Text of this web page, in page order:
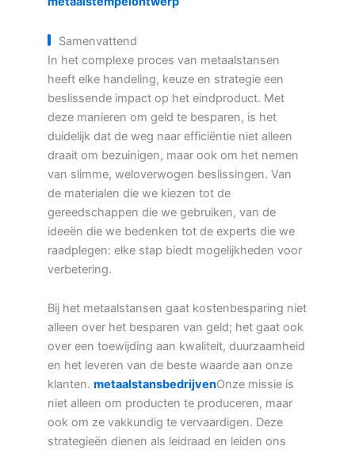
Samenvattend
In het complexe proces van metaalstansen
heeft elke handeling, keuze en strategie een
beslissende impact op het eindproduct. Met
deze manieren om geld te besparen, is het
duidelijk dat de weg naar efficiëntie niet alleen
draait om bezuinigen, maar ook om het nemen
van slimme, weloverwogen beslissingen. Van
de materialen die we kiezen tot de
gereedschappen die we gebruiken, van de
ideeën die we bedenken tot de experts die we
raadplegen: elke stap biedt mogelijkheden voor
verbetering.
Bij het metaalstansen gaat kostenbesparing niet
alleen over het besparen van geld; het gaat ook
over een toewijding aan kwaliteit, duurzaamheid
en het leveren van de beste waarde aan onze
klanten. metaalstansbedrijvenOnze missie is
niet alleen om producten te produceren, maar
ook om ze vakkundig te vervaardigen. Deze
strategieën dienen als leidraad en leiden ons